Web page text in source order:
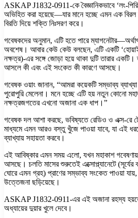
ASKAP J1832-0911-কে বৈজ্ঞানিকভাবে ‘লং-
অভিহিত করা হয়েছে—যার মানে হচ্ছে এমন এক বিরল
বিরতি দিয়ে শক্তি নিঃসরণ করে।
গবেষকদের অনুমান, এটি হতে পারে
অবশেষ। আবার কেউ কেউ বলছেন, এটি একটি
নক্ষত্র)-এর সঙ্গে জোড়া হয়ে থাকা দুটি তারার
আসলে কী এবং এই সংকেত কী কারণে আসছে।
গবেষক ওয়াং জানান, “আমরা কয়েকটি সম্ভাব্য
পুরোপুরি মেলেনা। মনে হচ্ছে এটি হয় নতুন কোনো
নক্ষত্রজগতের এখনো অজানা এক ধাপ।”
গবেষক দল আশা করছে, ভবিষ্যতে রেডিও ও এক্স-রে
মাধ্যমে এমন আরও বস্তু খুঁজে পাওয়া যাবে, যা এই
ব্যাখ্যায় সহায়তা করবে।
এই আবিষ্কার এমন সময় এলো, যখন মহাকাশ
আসছে। চলতি মাসের শুরুতেই এক্সোপ্ল্যানেটে (সূর্যের
ঘোরে এমন গ্রহ) প্রাণের সম্ভাব্য সংকেত পাওয়া যায়,
উত্তেজনা ছড়িয়েছে।
ASKAP J1832-0911-এর এই অজানা রহস্য
অধ্যায়ের দুয়ার খুলে দেবে।